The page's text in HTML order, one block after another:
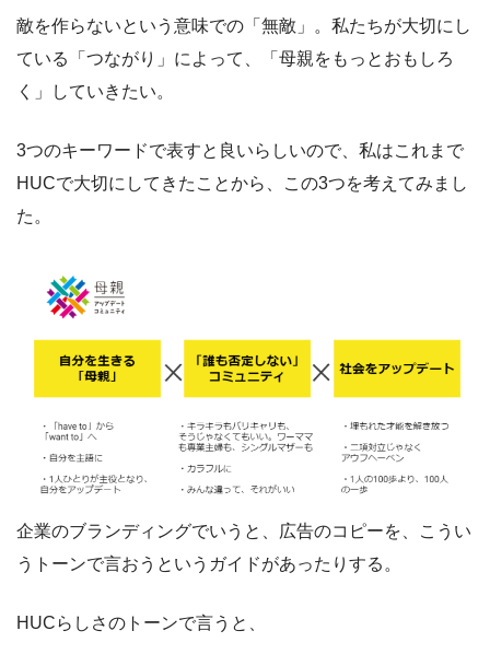
敵を作らないという意味での「無敵」。私たちが大切にし
ている「つながり」によって、「母親をもっとおもしろ
く」していきたい。
3つのキーワードで表すと良いらしいので、私はこれまで
HUCで大切にしてきたことから、この3つを考えてみまし
た。
企業のブランディングでいうと、広告のコピーを、こうい
うトーンで言おうというガイドがあったりする。
HUCらしさのトーンで言うと、